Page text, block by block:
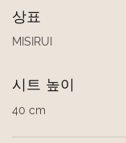
상표
MISIRUI
시트 높이
40 cm